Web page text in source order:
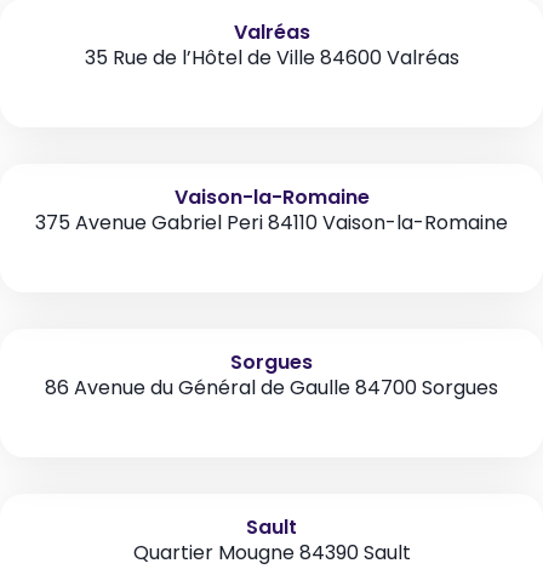
Valréas
35 Rue de l’Hôtel de Ville 84600 Valréas
Vaison-la-Romaine
375 Avenue Gabriel Peri 84110 Vaison-la-Romaine
Sorgues
86 Avenue du Général de Gaulle 84700 Sorgues
Sault
Quartier Mougne 84390 Sault